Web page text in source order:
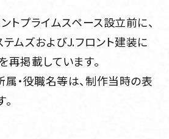
トプライムスペース設立前に、
ムズおよびJ.フロント建装に
掲載しています。
・役職名等は、制作当時の表